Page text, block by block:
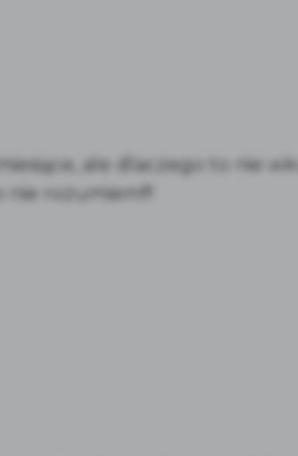
ale dlaczego to nie
rozumiem!!!